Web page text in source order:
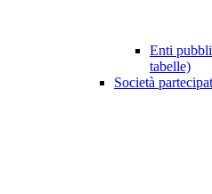
Enti
tabelle)
Società